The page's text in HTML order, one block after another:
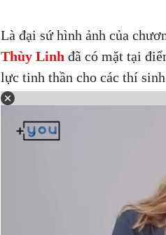
Là đại sứ hình ảnh của
Thùy Linh đã có mặt tại
lực tinh thần cho các thí